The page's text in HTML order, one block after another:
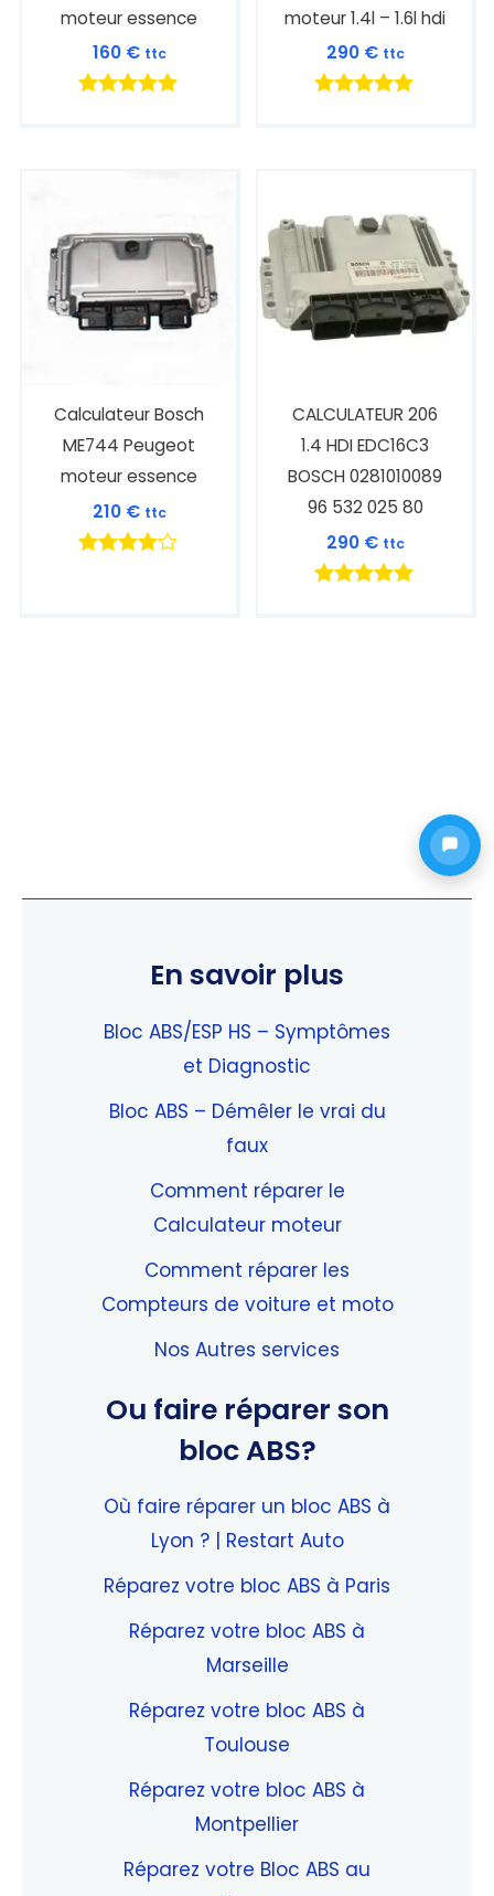
moteur essence
160 € ttc
moteur 1.4l – 1.6l hdi
290 € ttc
Calculateur Bosch
ME744 Peugeot
moteur essence
210 € ttc
CALCULATEUR 206
1.4 HDI EDC16C3
BOSCH 0281010089
96 532 025 80
290 € ttc
En savoir plus
Bloc ABS/ESP HS – Symptômes
et Diagnostic
Bloc ABS – Démêler le vrai du
faux
Comment réparer le
Calculateur moteur
Comment réparer les
Compteurs de voiture et moto
Nos Autres services
Ou faire réparer son
bloc ABS?
Où faire réparer un bloc ABS à
Lyon ? | Restart Auto
Réparez votre bloc ABS à Paris
Réparez votre bloc ABS à
Marseille
Réparez votre bloc ABS à
Toulouse
Réparez votre bloc ABS à
Montpellier
Réparez votre Bloc ABS au